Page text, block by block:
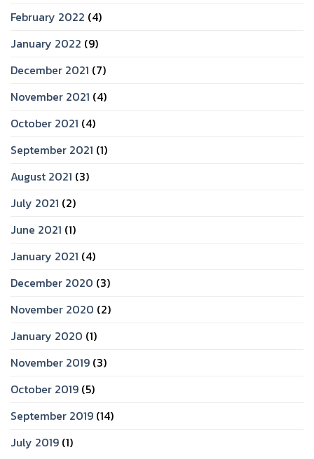
February 2022 (4)
January 2022 (9)
December 2021 (7)
November 2021 (4)
October 2021 (4)
September 2021 (1)
August 2021 (3)
July 2021 (2)
June 2021 (1)
January 2021 (4)
December 2020 (3)
November 2020 (2)
January 2020 (1)
November 2019 (3)
October 2019 (5)
September 2019 (14)
July 2019 (1)